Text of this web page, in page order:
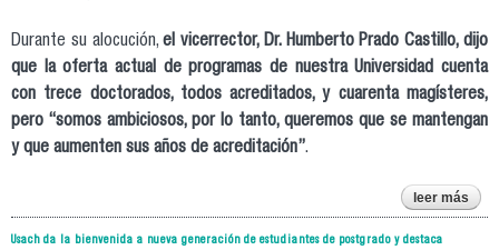
Durante su alocución,el vicerrector, Dr. Humberto Prado Castillo, dijo
que la oferta actual de programas de nuestra Universidad cuenta
con trece doctorados, todos acreditados, y cuarenta magísteres,
pero “somos ambiciosos, por lo tanto, queremos que se mantengan
y que aumenten sus años de acreditación”.
leer más
Usach da la bienvenida a nueva generación de estudiantes de postgrado y destaca